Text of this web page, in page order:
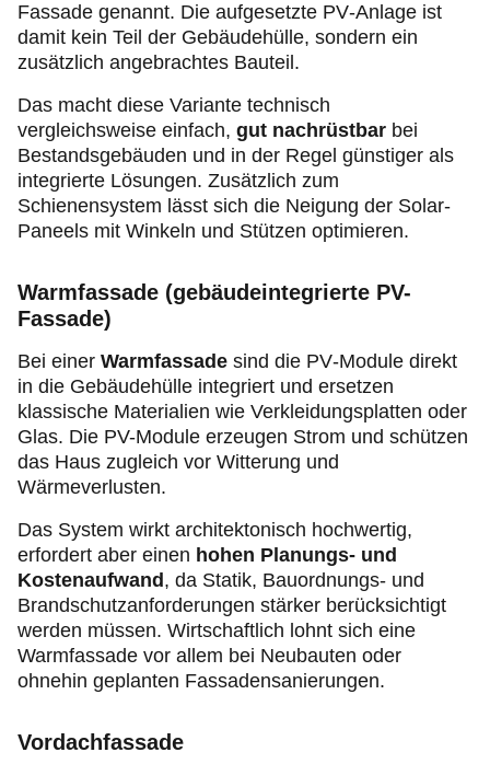
Fassade genannt. Die aufgesetzte PV‑Anlage ist
damit kein Teil der Gebäudehülle, sondern ein
zusätzlich angebrachtes Bauteil.
Das macht diese Variante technisch
vergleichsweise einfach, gut nachrüstbar bei
Bestandsgebäuden und in der Regel günstiger als
integrierte Lösungen. Zusätzlich zum
Schienensystem lässt sich die Neigung der Solar-
Paneels mit Winkeln und Stützen optimieren.
Warmfassade (gebäudeintegrierte PV-
Fassade)
Bei einer Warmfassade sind die PV‑Module direkt
in die Gebäudehülle integriert und ersetzen
klassische Materialien wie Verkleidungsplatten oder
Glas. Die PV-Module erzeugen Strom und schützen
das Haus zugleich vor Witterung und
Wärmeverlusten.
Das System wirkt architektonisch hochwertig,
erfordert aber einen hohen Planungs‑ und
Kostenaufwand , da Statik, Bauordnungs‑ und
Brandschutzanforderungen stärker berücksichtigt
werden müssen. Wirtschaftlich lohnt sich eine
Warmfassade vor allem bei Neubauten oder
ohnehin geplanten Fassadensanierungen.
Vordachfassade